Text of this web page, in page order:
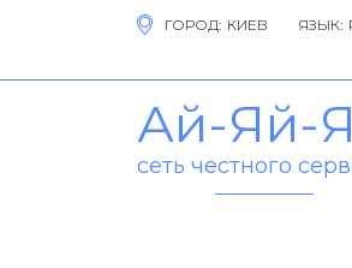
ГОРОД: ЯЗЫК:
Ай-Яй-
сеть честного